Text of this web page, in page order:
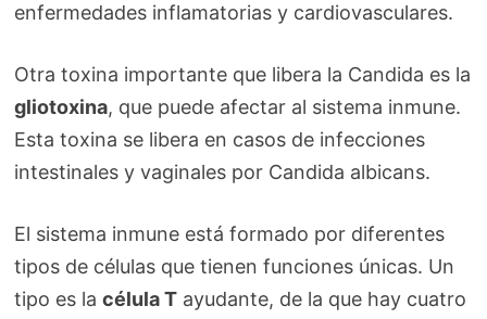
enfermedades inflamatorias y cardiovasculares.
Otra toxina importante que libera la Candida es la
gliotoxina, que puede afectar al sistema inmune.
Esta toxina se libera en casos de infecciones
intestinales y vaginales por Candida albicans.
El sistema inmune está formado por diferentes
tipos de células que tienen funciones únicas. Un
tipo es lacélula T ayudante, de la que hay cuatro